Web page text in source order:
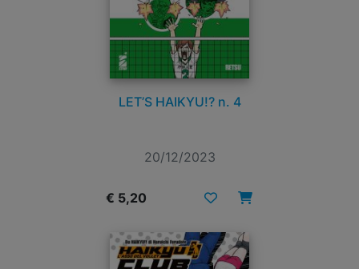
LET’S HAIKYU!? n. 4
20/12/2023
€ 5,20